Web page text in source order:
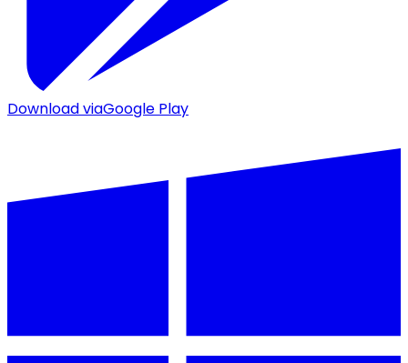
Download viaGoogle Play